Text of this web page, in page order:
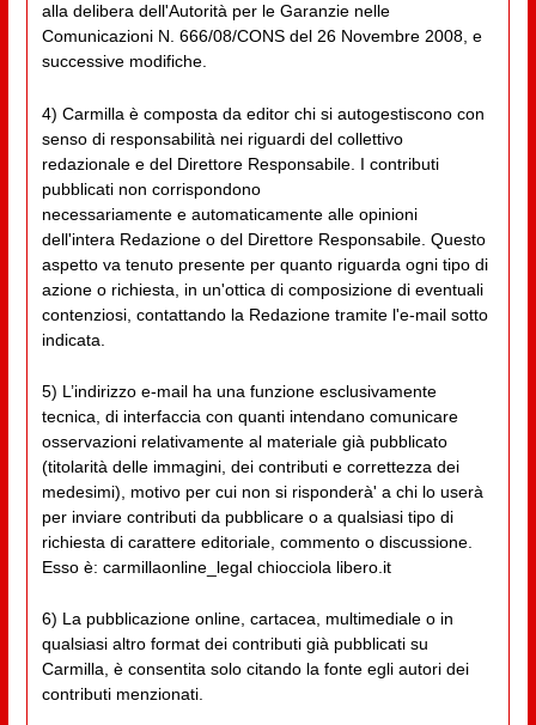
alla delibera dell'Autorità per le Garanzie nelle
Comunicazioni N. 666/08/CONS del 26 Novembre 2008, e
successive modifiche.
4) Carmilla è composta da editor chi si autogestiscono con
senso di responsabilità nei riguardi del collettivo
redazionale e del Direttore Responsabile. I contributi
pubblicati non corrispondono
necessariamente e automaticamente alle opinioni
dell'intera Redazione o del Direttore Responsabile. Questo
aspetto va tenuto presente per quanto riguarda ogni tipo di
azione o richiesta, in un'ottica di composizione di eventuali
contenziosi, contattando la Redazione tramite l'e-mail sotto
indicata.
5) L’indirizzo e-mail ha una funzione esclusivamente
tecnica, di interfaccia con quanti intendano comunicare
osservazioni relativamente al materiale già pubblicato
(titolarità delle immagini, dei contributi e correttezza dei
medesimi), motivo per cui non si risponderà' a chi lo userà
per inviare contributi da pubblicare o a qualsiasi tipo di
richiesta di carattere editoriale, commento o discussione.
Esso è: carmillaonline_legal chiocciola libero.it
6) La pubblicazione online, cartacea, multimediale o in
qualsiasi altro format dei contributi già pubblicati su
Carmilla, è consentita solo citando la fonte egli autori dei
contributi menzionati.